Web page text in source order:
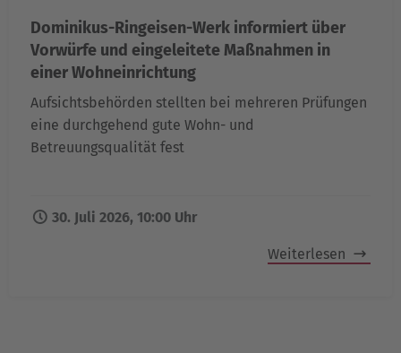
Dominikus-Ringeisen-Werk informiert über
Vorwürfe und eingeleitete Maßnahmen in
einer Wohneinrichtung
Aufsichtsbehörden stellten bei mehreren Prüfungen
eine durchgehend gute Wohn- und
Betreuungsqualität fest
30. Juli 2026, 10:00 Uhr
Weiterlesen